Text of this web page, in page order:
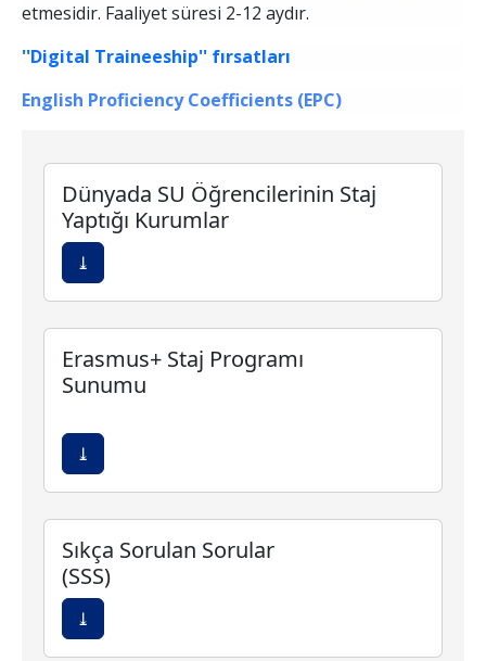
etmesidir. Faaliyet süresi 2-12 aydır.
''Digital Traineeship'' fırsatları
English Proficiency Coefficients (EPC)
Dünyada SU Öğrencilerinin Staj
Yaptığı Kurumlar
⤓
Erasmus+ Staj Programı
Sunumu
⤓
Sıkça Sorulan Sorular
(SSS)
⤓